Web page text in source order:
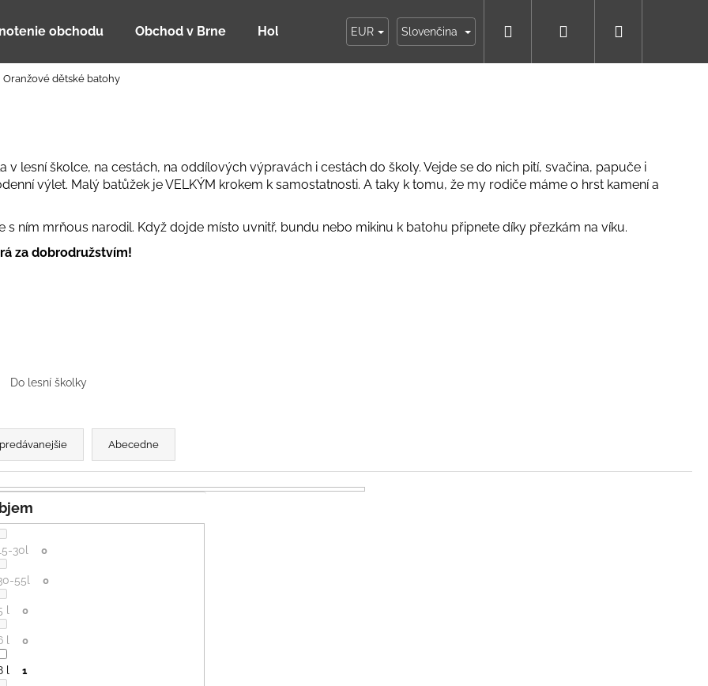
obchodu Obchod v Brne Holky Dupeťačky Moja objednávka
EUR Slovenčina Prihlásenie
Oranžové dětské batohy
lesní školce, na cestách, na oddílových výpravách i cestách do školy. Vejde se do nich pití, svačina, papuče i
výlet. Malý batůžek je VELKÝM krokem k samostatnosti. A taky k tomu, že my rodiče máme o hrst kamení a
s ním mrňous narodil. Když dojde místo uvnitř, bundu nebo mikinu k batohu připnete díky přezkám na víku.
za dobrodružstvím!
Do lesní školky
Abecedne
30l 0
55l 0
l 0
l 0
l 1
Čo potrebujete nájsť?
Odporúčame